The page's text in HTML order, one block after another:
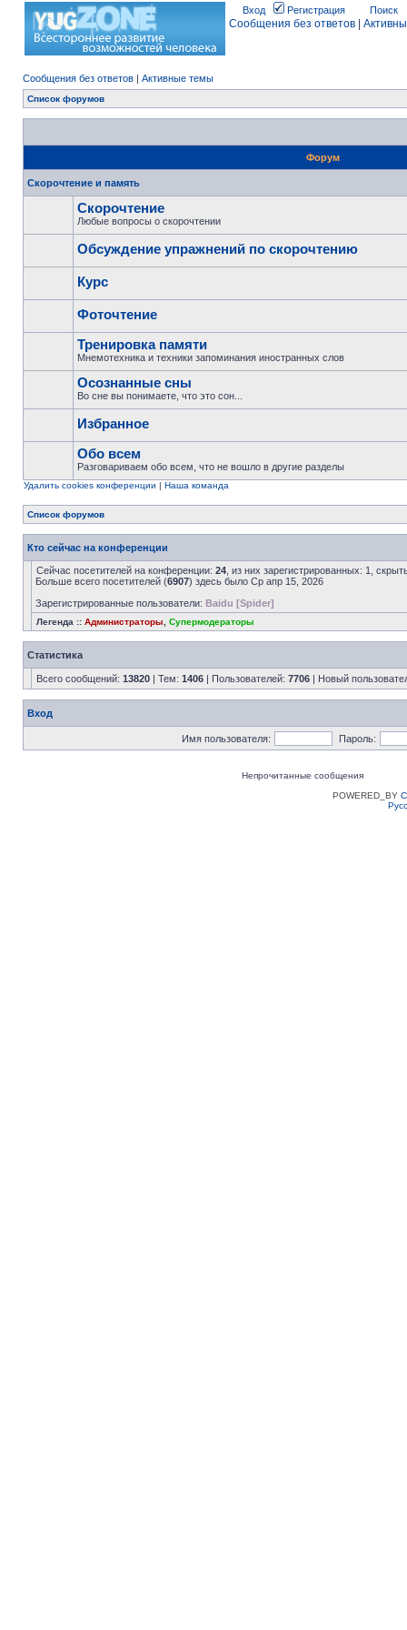
Вход Регистрация Поиск
Сообщения без ответов
Сообщения без ответов | Активные темы
Список форумов
Форум
Скорочтение и память
Скорочтение
Любые вопросы о скорочтении
Обсуждение упражнений по скорочтению
Курс
Фоточтение
Тренировка памяти
Мнемотехника и техники запоминания иностранных слов
Осознанные сны
Во сне вы понимаете, что это сон...
Избранное
Обо всем
Разговариваем обо всем, что не вошло в другие разделы
Удалить cookies конференции | Наша команда
Список форумов
Кто сейчас на конференции
Сейчас посетителей на конференции: 24 , из них зарегистрированных: 1,
Больше всего посетителей (6907) здесь было Ср апр 15, 2026
Зарегистрированные пользователи: Baidu [Spider]
Легенда :: Администраторы Супермодераторы
Статистика
Всего сообщений: 13820 | Тем: 1406 | Пользователей: 7706 | Новый
Вход
Имя пользователя: Пароль:
Непрочитанные сообщения
POWERED_BY